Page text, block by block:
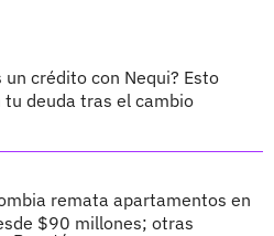
un crédito con Nequi? Esto
tu deuda tras el cambio
remata apartamentos en
$90 millones; otras